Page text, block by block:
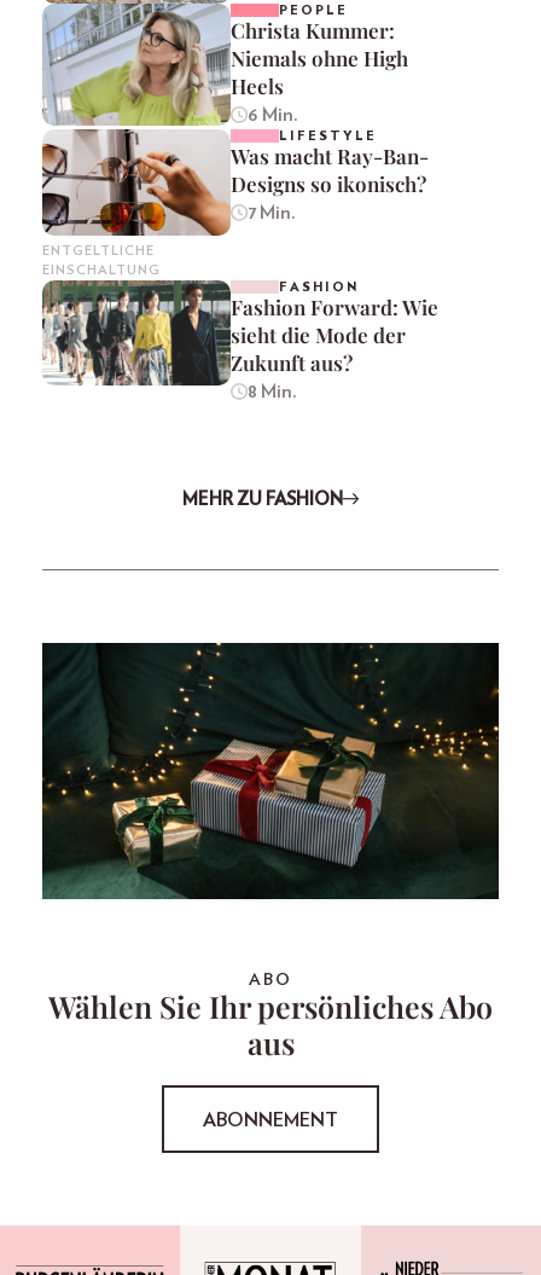
PEOPLE
Christa Kummer:
Niemals ohne High
Heels
6 Min.
ENTGELTLICHE
EINSCHALTUNG
LIFESTYLE
Was macht Ray-Ban-
Designs so ikonisch?
7 Min.
FASHION
Fashion Forward: Wie
sieht die Mode der
Zukunft aus?
8 Min.
MEHR ZU FASHION
ABO
Wählen Sie Ihr persönliches Abo
aus
ABONNEMENT